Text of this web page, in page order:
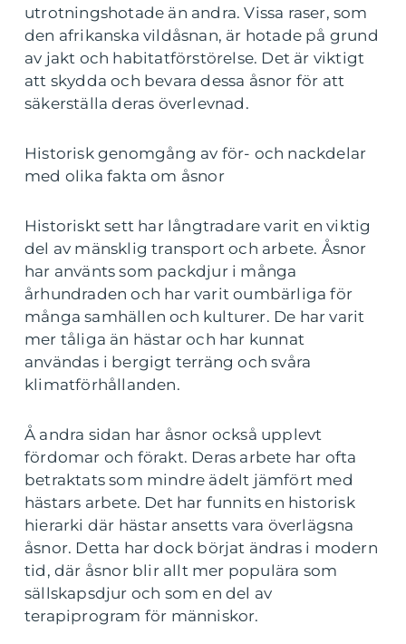
utrotningshotade än andra. Vissa raser, som
den afrikanska vildåsnan, är hotade på grund
av jakt och habitatförstörelse. Det är viktigt
att skydda och bevara dessa åsnor för att
säkerställa deras överlevnad.
Historisk genomgång av för- och nackdelar
med olika fakta om åsnor
Historiskt sett har långtradare varit en viktig
del av mänsklig transport och arbete. Åsnor
har använts som packdjur i många
århundraden och har varit oumbärliga för
många samhällen och kulturer. De har varit
mer tåliga än hästar och har kunnat
användas i bergigt terräng och svåra
klimatförhållanden.
Å andra sidan har åsnor också upplevt
fördomar och förakt. Deras arbete har ofta
betraktats som mindre ädelt jämfört med
hästars arbete. Det har funnits en historisk
hierarki där hästar ansetts vara överlägsna
åsnor. Detta har dock börjat ändras i modern
tid, där åsnor blir allt mer populära som
sällskapsdjur och som en del av
terapiprogram för människor.